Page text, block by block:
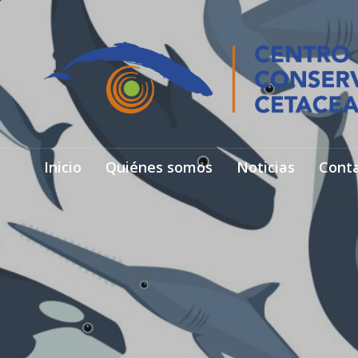
Inicio Quiénes somos Noticias